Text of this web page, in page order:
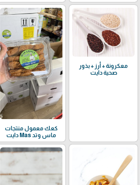
معكرونة + أرز + بذور
صحية دايت
كعك معمول منتجات
ماس وتد Mas دايت